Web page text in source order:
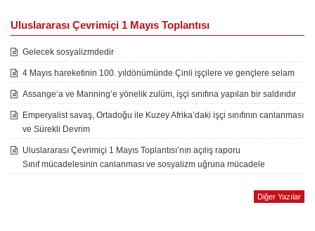
Uluslararası Çevrimiçi 1 Mayıs Toplantısı
Gelecek sosyalizmdedir
4 Mayıs hareketinin 100. yıldönümünde Çinli işçilere ve gençlere selam
Assange’a ve Manning’e yönelik zulüm, işçi sınıfına yapılan bir saldırıdır
Emperyalist savaş, Ortadoğu ile Kuzey Afrika’daki işçi sınıfının canlanması
ve Sürekli Devrim
Uluslararası Çevrimiçi 1 Mayıs Toplantısı’nın açılış raporu
Sınıf mücadelesinin canlanması ve sosyalizm uğruna mücadele
Diğer Yazılar